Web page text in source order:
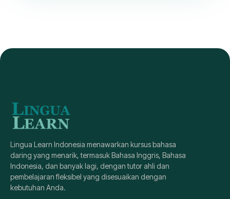
Lingua Learn Indonesia menawarkan kursus bahasa
daring yang menarik, termasuk Bahasa Inggris, Bahasa
Indonesia, dan banyak lagi, dengan tutor ahli dan
pembelajaran fleksibel yang disesuaikan dengan
kebutuhan Anda.